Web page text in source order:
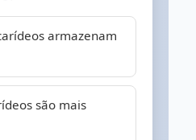
armazenam
são mais